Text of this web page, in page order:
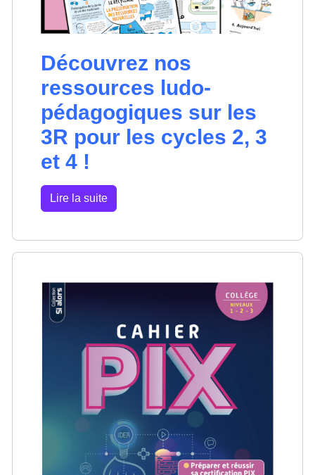
Découvrez nos
ressources ludo-
pédagogiques sur les
3R pour les cycles 2, 3
et 4 !
Lire la suite